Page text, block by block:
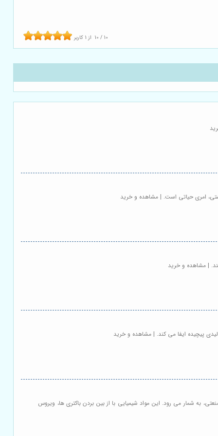
10 / 10 از 1 کاربر
امری حیاتی است. | مشاهده و خرید
| مشاهده و خرید
پیچیده ایفا می کند. | مشاهده و خرید
به شمار می رود. این مواد شیمیایی با از بین بردن باکتری ها، ویروس